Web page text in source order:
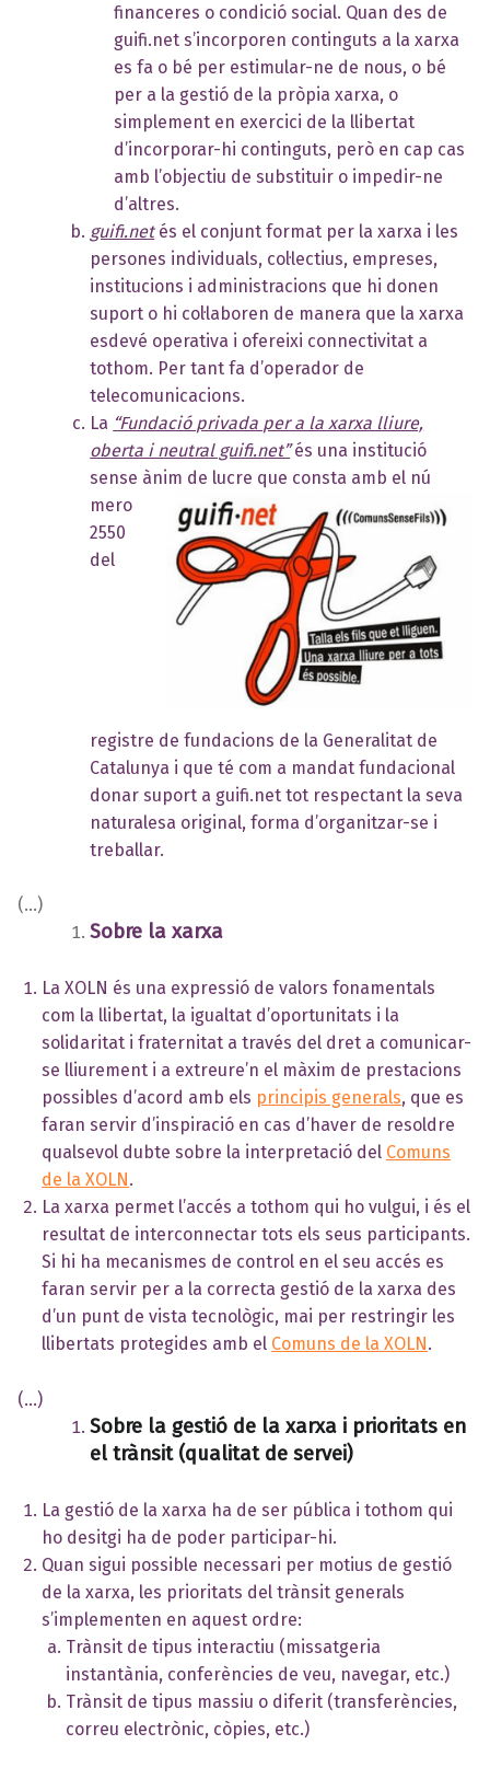
financeres o condició social. Quan des de
guifi.net s’incorporen continguts a la xarxa
es fa o bé per estimular-ne de nous, o bé
per a la gestió de la pròpia xarxa, o
simplement en exercici de la llibertat
d’incorporar-hi continguts, però en cap cas
amb l’objectiu de substituir o impedir-ne
d’altres.
guifi.netés el conjunt format per la xarxa i les
persones individuals, col·lectius, empreses,
institucions i administracions que hi donen
suport o hi col·laboren de manera que la xarxa
esdevé operativa i ofereixi connectivitat a
tothom. Per tant fa d’operador de
telecomunicacions.
La “Fundació privada per a la xarxa lliure,
oberta i neutral guifi.net”és una institució
sense ànim de lucre que consta amb el nú
mero
2550
del
registre de fundacions de la Generalitat de
Catalunya i que té com a mandat fundacional
donar suport a guifi.net tot respectant la seva
naturalesa original, forma d’organitzar-se i
treballar.
(…)
Sobre la xarxa
La XOLN és una expressió de valors fonamentals
com la llibertat, la igualtat d’oportunitats i la
solidaritat i fraternitat a través del dret a comunicar-
se lliurement i a extreure’n el màxim de prestacions
possibles d’acord amb els principis generals, que es
faran servir d’inspiració en cas d’haver de resoldre
qualsevol dubte sobre la interpretació del Comuns
de la XOLN .
La xarxa permet l’accés a tothom qui ho vulgui, i és el
resultat de interconnectar tots els seus participants.
Si hi ha mecanismes de control en el seu accés es
faran servir per a la correcta gestió de la xarxa des
d’un punt de vista tecnològic, mai per restringir les
llibertats protegides amb el Comuns de la XOLN .
(…)
Sobre la gestió de la xarxa i prioritats en
el trànsit (qualitat de servei)
La gestió de la xarxa ha de ser pública i tothom qui
ho desitgi ha de poder participar-hi.
Quan sigui possible necessari per motius de gestió
de la xarxa, les prioritats del trànsit generals
s’implementen en aquest ordre:
Trànsit de tipus interactiu (missatgeria
instantània, conferències de veu, navegar, etc.)
Trànsit de tipus massiu o diferit (transferències,
correu electrònic, còpies, etc.)